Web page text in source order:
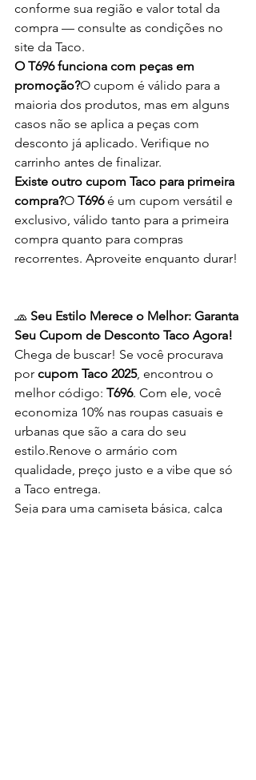
conforme sua região e valor total da
compra — consulte as condições no
site da Taco.
O T696 funciona com peças em
promoção?O cupom é válido para a
maioria dos produtos, mas em alguns
casos não se aplica a peças com
desconto já aplicado. Verifique no
carrinho antes de finalizar.
Existe outro cupom Taco para primeira
compra?O T696 é um cupom versátil e
exclusivo, válido tanto para a primeira
compra quanto para compras
recorrentes. Aproveite enquanto durar!
🧢 Seu Estilo Merece o Melhor: Garanta
Seu Cupom de Desconto Taco Agora!
Chega de buscar! Se você procurava
por cupom Taco 2025, encontrou o
melhor código: T696. Com ele, você
economiza 10% nas roupas casuais e
urbanas que são a cara do seu
estilo.Renove o armário com
qualidade, preço justo e a vibe que só
a Taco entrega.
Seja para uma camiseta básica, calça